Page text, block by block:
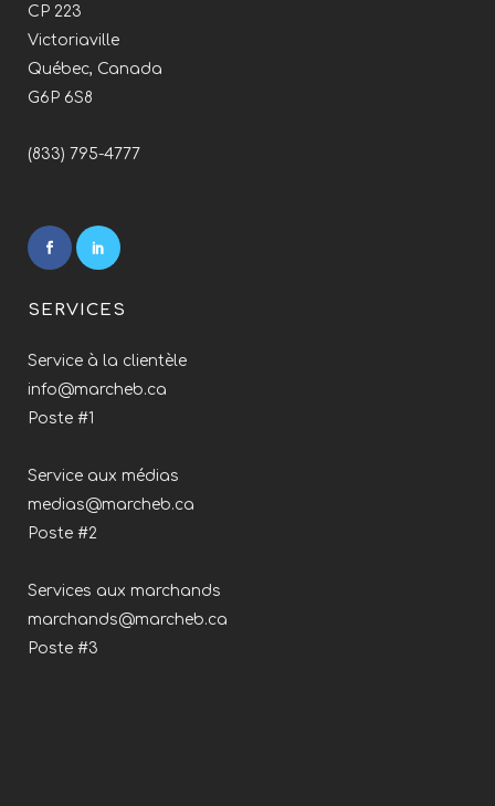
CP 223
Victoriaville
Québec, Canada
G6P 6S8
(833) 795-4777
SERVICES
Service à la clientèle
info@marcheb.ca
Poste #1
Service aux médias
medias@marcheb.ca
Poste #2
Services aux marchands
marchands@marcheb.ca
Poste #3